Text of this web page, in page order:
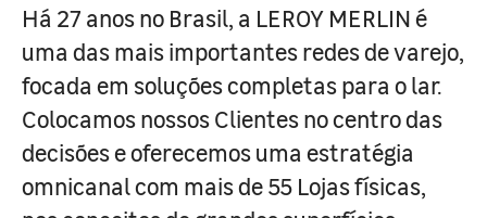
Há 27 anos no Brasil, a LEROY MERLIN é
uma das mais importantes redes de varejo,
focada em soluções completas para o lar.
Colocamos nossos Clientes no centro das
decisões e oferecemos uma estratégia
omnicanal com mais de 55 Lojas físicas,